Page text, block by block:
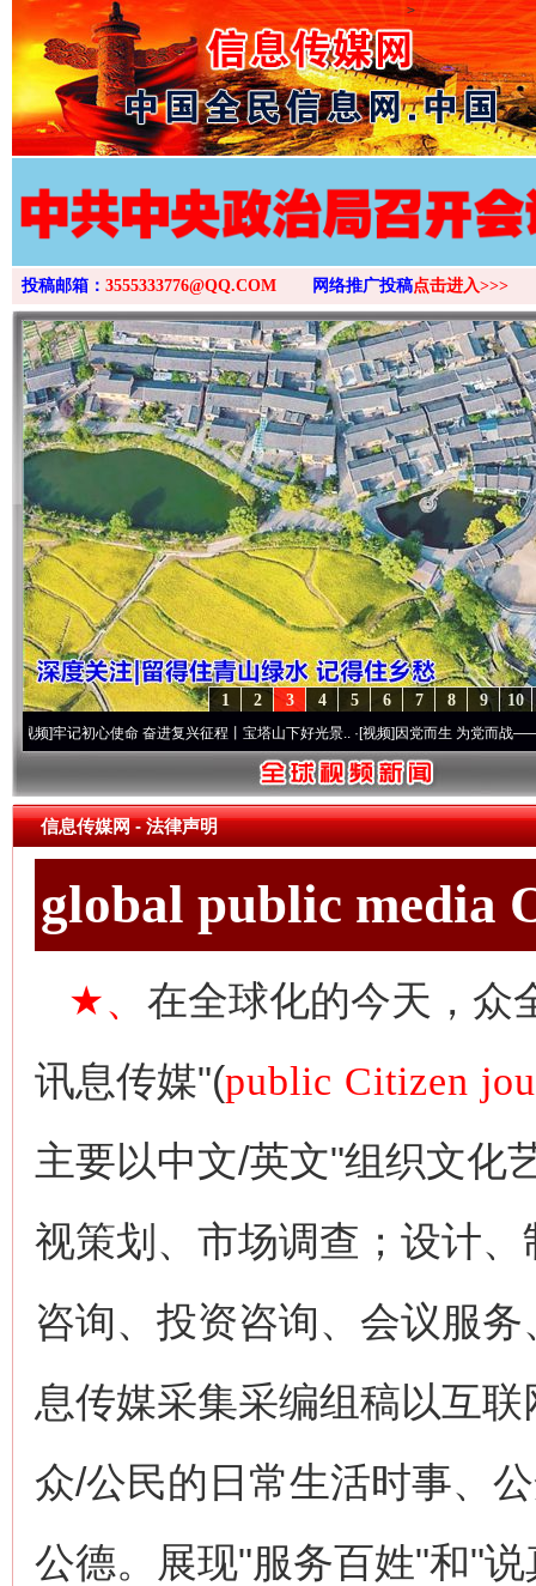
>
投稿邮箱： 3555333776@QQ.COM 网络推广投稿点击进入>>>
10
9
8
7
6
5
4
3
2
1
初心使命 奋进复兴征程丨宝塔山下好光景..·[视频]因党而生 为党而战——百年“纪”
信息传媒网- 法律声明
global public media
★、 在全球化的今天，众
讯息传媒"(public Citizen
主要以中文/英文"组织文化
视策划、市场调查；设计
咨询、投资咨询、会议服
息传媒采集采编组稿以互
众/公民的日常生活时事、
公德。展现"服务百姓"和"